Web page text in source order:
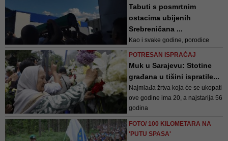
ponoviti
Tabuti s posmrtnim
ostacima ubijenih
Srebreničana ...
Kao i svake godine, porodice
žrtava, građani, predstavnici vlasti
zemlji, vjerskih zajednica,
učenjem Fatihe i minutom šutnje,
te polaganjem cvijeća, ispratili su
tužnu kolonu tabuta na putu ka
njihovom počivalištu
POTRESAN ISPRAĆAJ
Muk u Sarajevu: Stotine
građana u tišini ispratile...
Najmlađa žrtva koja će se ukopati
ove godine ima 20, a najstarija 56
godina
FOTO/ 100 KILOMETARA NA
'PUTU SPASA'